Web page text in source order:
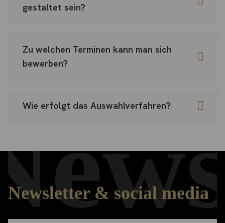
gestaltet sein?
Zu welchen Terminen kann man sich
bewerben?
Wie erfolgt das Auswahlverfahren?
Newsletter & social media